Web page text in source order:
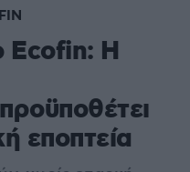
Ecofin: H
εποπτεία